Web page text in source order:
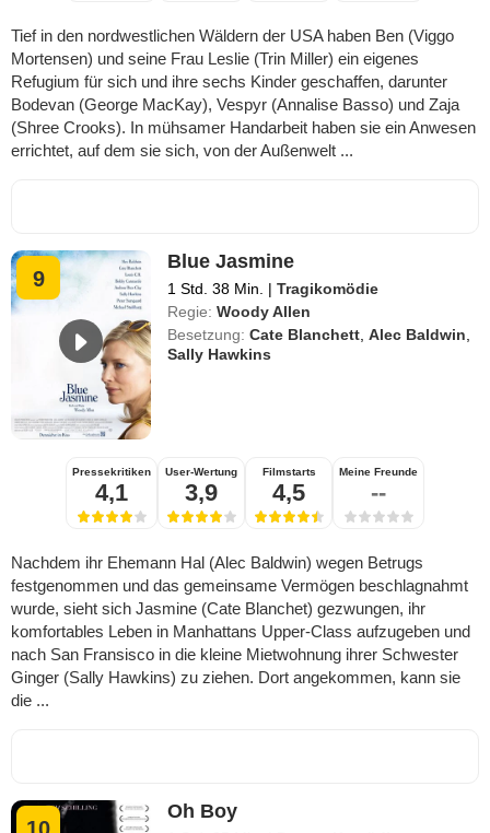
Tief in den nordwestlichen Wäldern der USA haben Ben (Viggo
Mortensen) und seine Frau Leslie (Trin Miller) ein eigenes
Refugium für sich und ihre sechs Kinder geschaffen, darunter
Bodevan (George MacKay), Vespyr (Annalise Basso) und Zaja
(Shree Crooks). In mühsamer Handarbeit haben sie ein Anwesen
errichtet, auf dem sie sich, von der Außenwelt ...
9
Blue Jasmine
1 Std. 38 Min. | Tragikomödie
Regie: Woody Allen
Besetzung: Cate Blanchett ,Alec Baldwin
Sally Hawkins
Pressekritiken
4,1
User-Wertung
3,9
Filmstarts
4,5
Meine Freunde
--
Nachdem ihr Ehemann Hal (Alec Baldwin) wegen Betrugs
festgenommen und das gemeinsame Vermögen beschlagnahmt
wurde, sieht sich Jasmine (Cate Blanchet) gezwungen, ihr
komfortables Leben in Manhattans Upper-Class aufzugeben und
nach San Fransisco in die kleine Mietwohnung ihrer Schwester
Ginger (Sally Hawkins) zu ziehen. Dort angekommen, kann sie
die ...
Oh Boy